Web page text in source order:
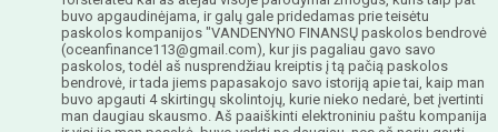
buvo apgaudinėjama, ir galų gale pridedamas prie teisėtu
paskolos kompanijos "VANDENYNO FINANSŲ paskolos bendrovė
(oceanfinance113@gmail.com), kur jis pagaliau gavo savo
paskolos, todėl aš nusprendžiau kreiptis į tą pačią paskolos
bendrovė, ir tada jiems papasakojo savo istoriją apie tai, kaip man
buvo apgauti 4 skirtingų skolintojų, kurie nieko nedarė, bet įvertinti
man daugiau skausmo. Aš paaiškinti elektroniniu paštu kompanija